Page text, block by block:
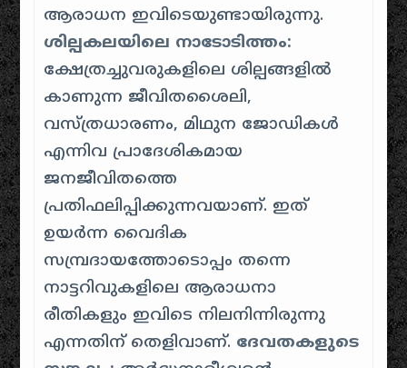
ആരാധന ഇവിടെയുണ്ടായിരുന്നു.
ശില്പകലയിലെ നാടോടിത്തം:
ക്ഷേത്രച്ചുവരുകളിലെ ശില്പങ്ങളിൽ
കാണുന്ന ജീവിതശൈലി,
വസ്ത്രധാരണം, മിഥുന ജോഡികൾ
എന്നിവ പ്രാദേശികമായ
ജനജീവിതത്തെ
പ്രതിഫലിപ്പിക്കുന്നവയാണ്. ഇത്
ഉയർന്ന വൈദിക
സമ്പ്രദായത്തോടൊപ്പം തന്നെ
നാട്ടറിവുകളിലെ ആരാധനാ
രീതികളും ഇവിടെ നിലനിന്നിരുന്നു
എന്നതിന് തെളിവാണ്. ദേവതകളുടെ